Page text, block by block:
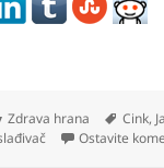
Kategorije
Zdrava hrana Cink,
Ostavite